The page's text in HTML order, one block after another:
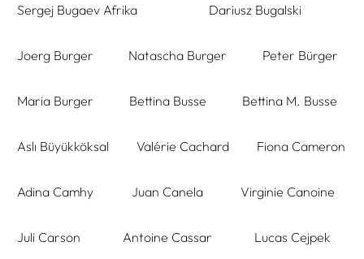
Sergej Bugaev Afrika Dariusz Bugalski
Joerg Burger Natascha Burger Peter Bürger
Maria Burger Bettina Busse Bettina M. Busse
Aslı Büyükköksal Valérie Cachard Fiona Cameron
Adina Camhy Juan Canela Virginie Canoine
Juli Carson Antoine Cassar Lucas Cejpek